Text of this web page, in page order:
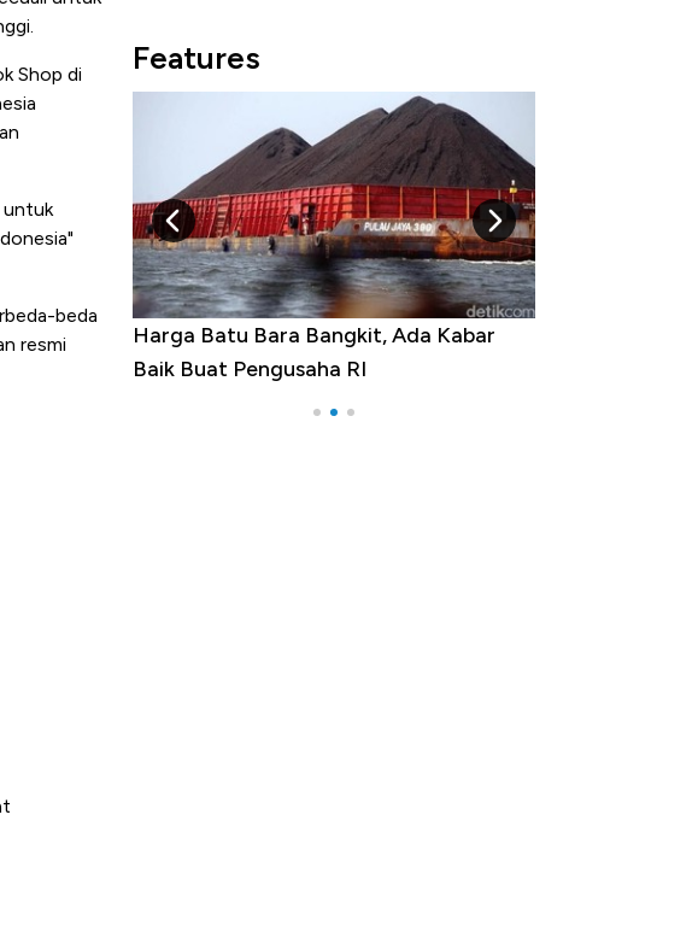
Shop di
untuk
beda
resmi
Features
Harga Batu Bara Bangkit, Ada Kabar
Baik Buat Pengusaha RI
Harga Emas Jatuh Usai